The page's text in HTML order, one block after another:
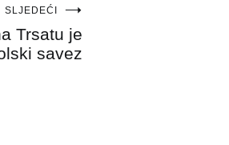
SLJEDEĆI
Trsatu je
savez